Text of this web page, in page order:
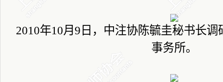
2010年10月9 日 ，中注协陈毓圭秘书长
事务所。